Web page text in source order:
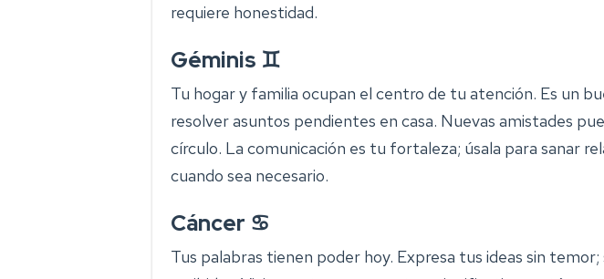
requiere honestidad.
Géminis ♊
Tu hogar y familia ocupan el centro de tu atención. Es un
resolver asuntos pendientes en casa. Nuevas amistades
círculo. La comunicación es tu fortaleza; úsala para sanar
cuando sea necesario.
Cáncer ♋
Tus palabras tienen poder hoy. Expresa tus ideas sin temor;